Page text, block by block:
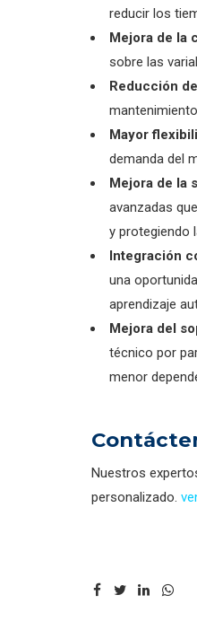
reducir los
Mejora de la
sobre las
Reducción
Mayor
demanda del
Mejora de la
avanzadas
y protegiendo
Integración
una
aprendizaje
Mejora del
técnico por
menor
Nuestros
personalizado.